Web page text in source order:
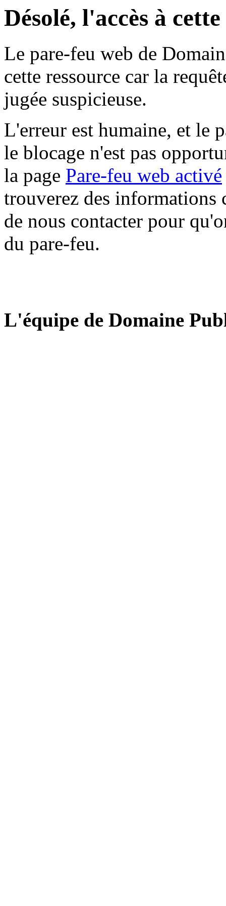
Désolé, l'accès à
Le pare-feu web de
cette ressource car la
jugée suspicieuse.
L'erreur est humaine, et le
le blocage n'est pas
la page Pare-feu web activé
trouverez des informations
de nous contacter pour
du pare-feu.
L'équipe de Domaine